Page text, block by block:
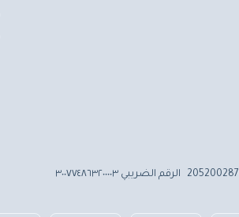
الرقم الضريبي ٣٠٠٧٧٤٨٦٣٢٠٠٠٠٣